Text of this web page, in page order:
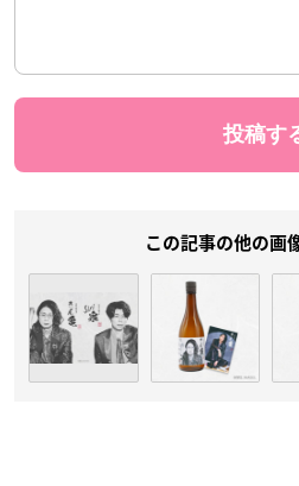
この記事の他の画